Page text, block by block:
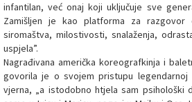
infantilan, već onaj koji uključuje sve
Zamišljen je kao platforma za
siromaštva, milostivosti, snalaženja,
uspjela”.
Nagrađivana američka koreografkinja i
govorila je o svojem pristupu
vjerna, „a istodobno htjela sam psihološki